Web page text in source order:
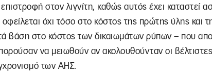
στον λιγνίτη, καθώς αυτός έχει καταστεί
οφείλεται όχι τόσο στο κόστος της πρώτης ύλης και
βάση στο κόστος των δικαιωμάτων ρύπων – που
να μειωθούν αν ακολουθούνταν οι βέλτιστες
των ΑΗΣ.